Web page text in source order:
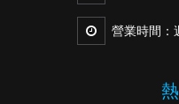
營業時間：